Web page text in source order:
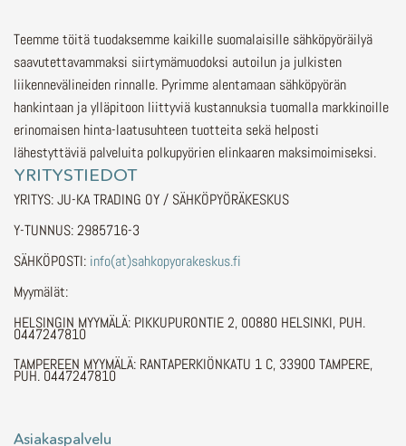
Teemme töitä tuodaksemme kaikille suomalaisille sähköpyöräilyä
saavutettavammaksi siirtymämuodoksi autoilun ja julkisten
liikennevälineiden rinnalle. Pyrimme alentamaan sähköpyörän
hankintaan ja ylläpitoon liittyviä kustannuksia tuomalla markkinoille
erinomaisen hinta-laatusuhteen tuotteita sekä helposti
lähestyttäviä palveluita polkupyörien elinkaaren maksimoimiseksi.
YRITYSTIEDOT
YRITYS: JU-KA TRADING OY / SÄHKÖPYÖRÄKESKUS
Y-TUNNUS: 2985716-3
SÄHKÖPOSTI: info(at)sahkopyorakeskus.fi
Myymälät:
HELSINGIN MYYMÄLÄ: PIKKUPURONTIE 2, 00880 HELSINKI, PUH.
0447247810
TAMPEREEN MYYMÄLÄ: RANTAPERKIÖNKATU 1 C, 33900 TAMPERE,
PUH. 0447247810
Asiakaspalvelu